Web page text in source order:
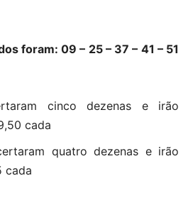
foram: 09 – 25 – 37 – 41 – 51
cinco dezenas e irão
cada
quatro dezenas e irão
cada